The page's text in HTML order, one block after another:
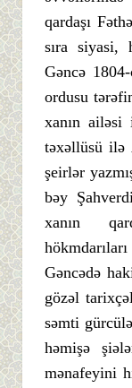
qardaşı
sıra siyasi,
Gəncə
ordusu
xanın
təxəllüsü ilə
şeirlər
bəy
xanın
Gəncədə
gözəl
səmti
həmişə
mənafeyini